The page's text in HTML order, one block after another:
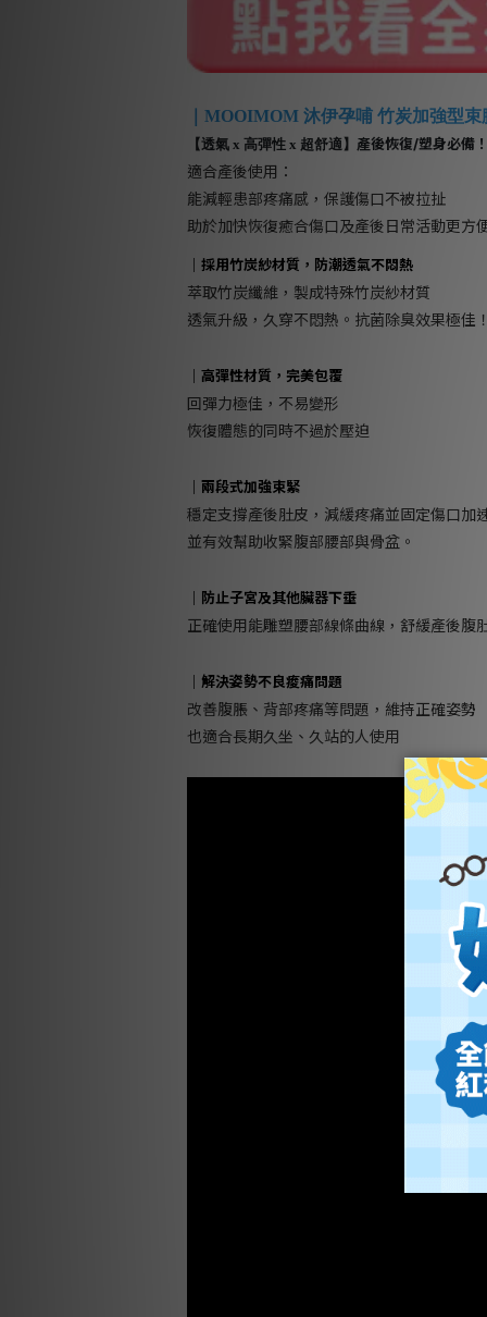
｜MOOIMOM 沐伊孕哺 竹炭加強型
【透氣 x 高彈性 x 超舒適】 產後恢復/塑身必備
適合產後使用：
能減輕患部疼痛感，保護傷口不被拉扯
助於加快恢復癒合傷口及產後日常活動更方
｜採用竹炭紗材質，防潮透氣不悶熱
萃取竹炭纖維，製成特殊竹炭紗材質
透氣升級，久穿不悶熱。抗菌除臭效果極佳
｜高彈性材質，完美包覆
回彈力極佳，不易變形
恢復體態的同時不過於壓迫
｜兩段式加強束緊
穩定支撐產後肚皮，減緩疼痛並固定傷口加
並有效幫助收緊腹部腰部與骨盆。
｜防止子宮及其他臟器下垂
正確使用能雕塑腰部線條曲線，舒緩產後腹
｜解決姿勢不良痠痛問題
改善腹脹、背部疼痛等問題，維持正確姿勢
也適合長期久坐、久站的人使用